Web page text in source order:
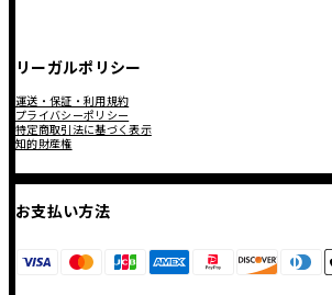
リーガルポリシー
運送・保証・利用規約
プライバシーポリシー
特定商取引法に基づく表示
知的財産権
お支払い方法